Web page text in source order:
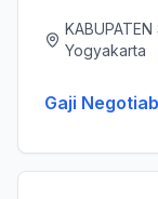
(STR) yang
sertifikat
KABUPATEN
Yogyakarta
Gaji